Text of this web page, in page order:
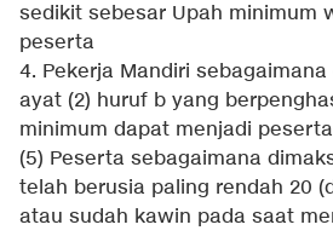
sedikit sebesar Upah minimum
peserta
4. Pekerja Mandiri
ayat (2) huruf b yang
minimum dapat menjadi
(5) Peserta sebagaimana
telah berusia paling rendah 20
atau sudah kawin pada saat